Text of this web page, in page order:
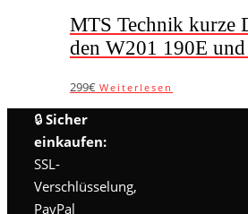
MTS Technik kurze
den W201 190E
299€ Weiterlesen
🔒 Sicher
einkaufen:
SSL-
Verschlüsselung,
PayPal